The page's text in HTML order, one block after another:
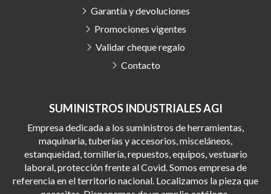
SUMINISTROS INDUSTRIALES AGI
Empresa dedicada a los suministros de herramientas,
maquinaria, tuberías y accesorios, misceláneos,
estanqueidad, tornillería, repuestos, equipos, vestuario
laboral, protección frente al Covid. Somos empresa de
referencia en el territorio nacional. Localizamos la pieza que
Garantía y devoluciones
Promociones vigentes
Validar cheque regalo
Contacto